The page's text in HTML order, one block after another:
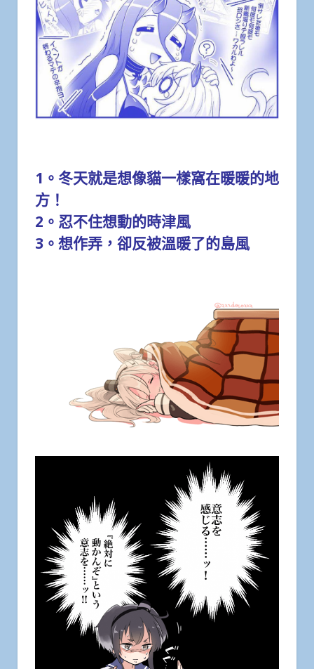
1。冬天就是想像貓一樣窩在暖暖的地
方！
2。忍不住想動的時津風
3。想作弄，卻反被溫暖了的島風